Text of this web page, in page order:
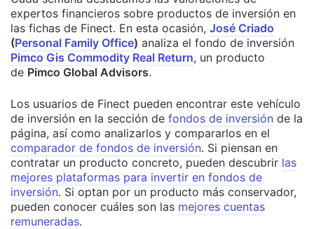
expertos financieros sobre productos de inversión en
las fichas de Finect. En esta ocasión, José Criado
(Personal Family Office) analiza el fondo de inversión
Pimco Gis Commodity Real Return, un producto
de Pimco Global Advisors.
Los usuarios de Finect pueden encontrar este vehículo
de inversión en la sección de fondos de inversión de la
página, así como analizarlos y compararlos en el
comparador de fondos de inversión. Si piensan en
contratar un producto concreto, pueden descubrir las
mejores plataformas para invertir en fondos de
inversión. Si optan por un producto más conservador,
pueden conocer cuáles son las mejores cuentas
remuneradas.